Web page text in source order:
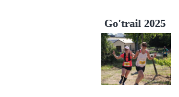
Go'trail 2025